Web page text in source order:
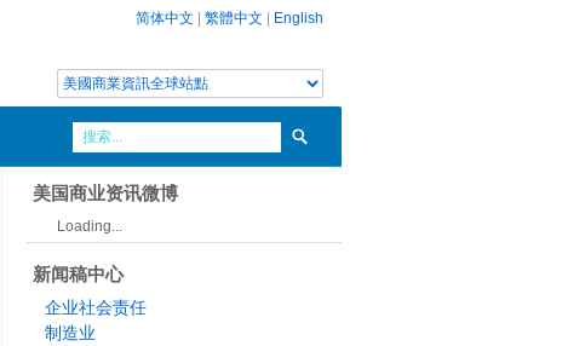
简体中文 繁體中文 English
美国商业资讯微博
Loading...
新闻稿中心
企业社会责任
制造业